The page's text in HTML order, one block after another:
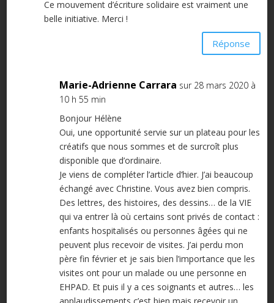
Ce mouvement d’écriture solidaire est vraiment une
belle initiative. Merci !
Réponse
Marie-Adrienne Carrara sur 28 mars 2020 à
10 h 55 min
Bonjour Hélène
Oui, une opportunité servie sur un plateau pour les
créatifs que nous sommes et de surcroît plus
disponible que d’ordinaire.
Je viens de compléter l’article d’hier. J’ai beaucoup
échangé avec Christine. Vous avez bien compris.
Des lettres, des histoires, des dessins… de la VIE
qui va entrer là où certains sont privés de contact :
enfants hospitalisés ou personnes âgées qui ne
peuvent plus recevoir de visites. J’ai perdu mon
père fin février et je sais bien l’importance que les
visites ont pour un malade ou une personne en
EHPAD. Et puis il y a ces soignants et autres… les